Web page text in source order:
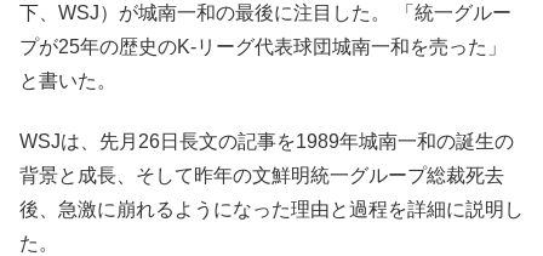
下、WSJ）が城南一和の最後に注目した。 「統一グルー
プが25年の歴史のK-リーグ代表球団城南一和を売った」
と書いた。
WSJは、先月26日長文の記事を1989年城南一和の誕生の
背景と成長、そして昨年の文鮮明統一グループ総裁死去
後、急激に崩れるようになった理由と過程を詳細に説明し
た。